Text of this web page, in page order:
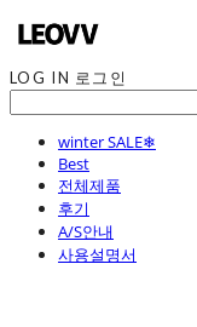
LOG IN 로그인
winter SALE❄
Best
전체제품
후기
A/S안내
사용설명서